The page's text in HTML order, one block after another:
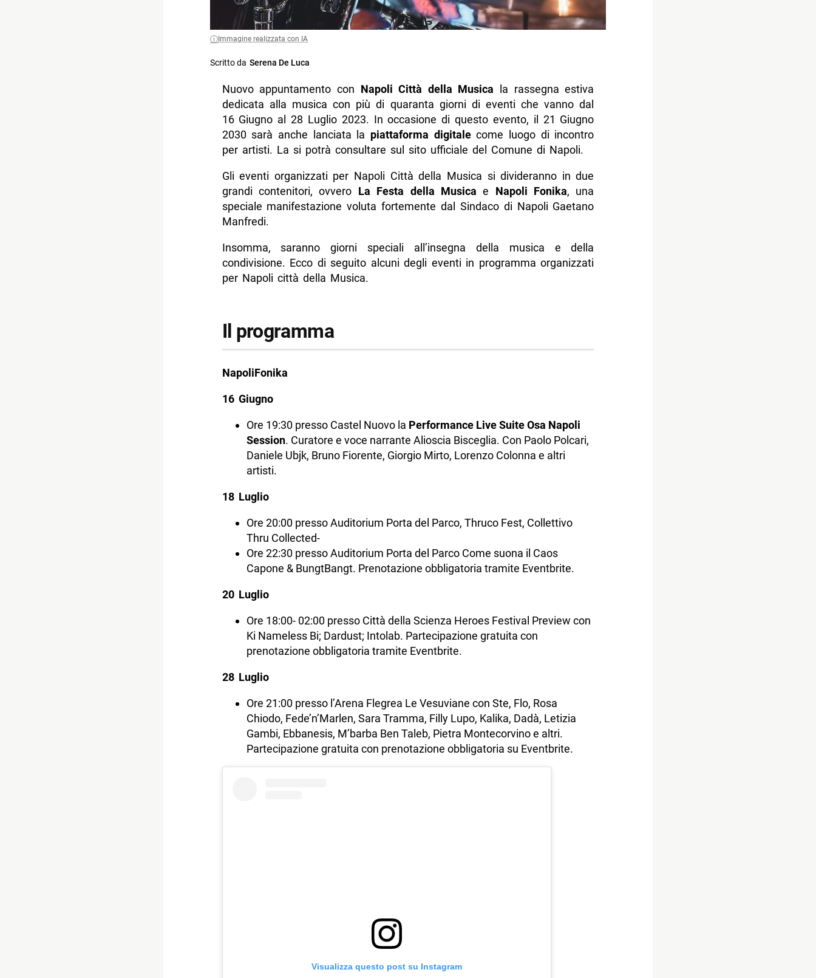
Immagine realizzata con IA
Scritto da Serena De Luca
Nuovo appuntamento con Napoli Città della Musica
la rassegna estiva
dedicata alla musica con più di quaranta giorni di eventi che vanno dal
16 Giugno al 28 Luglio 2023. In occasione di questo evento, il 21 Giugno
2030 sarà anche lanciata la piattaforma digitalecome luogo di incontro
per artisti. La si potrà consultare sul sito ufficiale del Comune di Napoli.
Gli eventi organizzati per Napoli Città della Musica si divideranno in due
grandi contenitori, ovvero La Festa della Musicae Napoli Fonika, una
speciale manifestazione voluta fortemente dal Sindaco di Napoli Gaetano
Manfredi.
Insomma, saranno giorni speciali all’insegna della musica e della
condivisione. Ecco di seguito alcuni degli eventi in programma organizzati
per Napoli città della Musica.
Il programma
NapoliFonika
16 Giugno
Ore 19:30 presso Castel Nuovo la Performance Live Suite Osa Napoli
Session. Curatore e voce narrante Alioscia Bisceglia. Con Paolo Polcari,
Daniele Ubjk, Bruno Fiorente, Giorgio Mirto, Lorenzo Colonna e altri
artisti.
18 Luglio
Ore 20:00 presso Auditorium Porta del Parco, Thruco Fest, Collettivo
Thru Collected-
Ore 22:30 presso Auditorium Porta del Parco Come suona il Caos
Capone & BungtBangt. Prenotazione obbligatoria tramite Eventbrite.
20 Luglio
Ore 18:00- 02:00 presso Città della Scienza Heroes Festival Preview con
Ki Nameless Bi; Dardust; Intolab. Partecipazione gratuita con
prenotazione obbligatoria tramite Eventbrite.
28 Luglio
Ore 21:00 presso l’Arena Flegrea Le Vesuviane con Ste, Flo, Rosa
Chiodo, Fede’n’Marlen, Sara Tramma, Filly Lupo, Kalika, Dadà, Letizia
Gambi, Ebbanesis, M’barba Ben Taleb, Pietra Montecorvino e altri.
Partecipazione gratuita con prenotazione obbligatoria su Eventbrite.
Visualizza questo post su Instagram